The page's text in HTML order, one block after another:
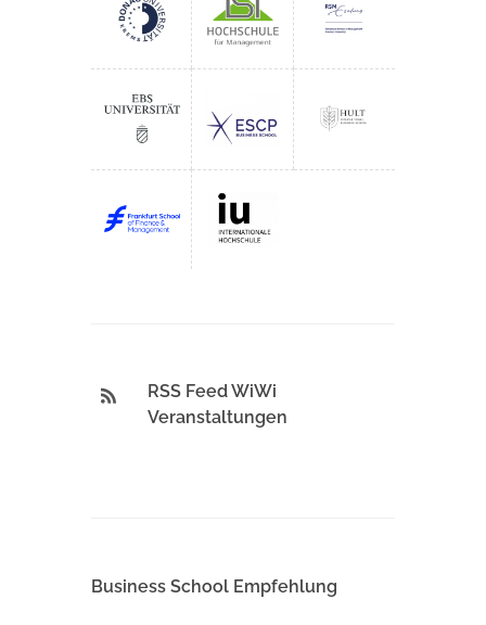
RSS Feed WiWi
Veranstaltungen
Business School Empfehlung